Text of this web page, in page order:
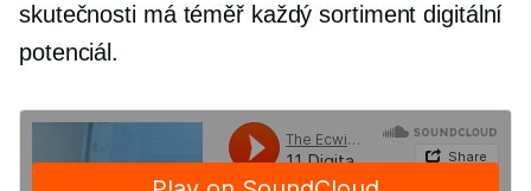
skutečnosti má téměř každý sortiment digitální
potenciál.